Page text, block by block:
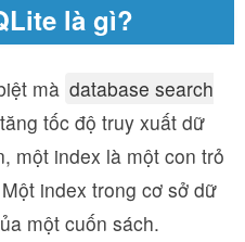
là gì?
mà database search
tốc độ truy xuất dữ
một index là một con trỏ
index trong cơ sở dữ
một cuốn sách.